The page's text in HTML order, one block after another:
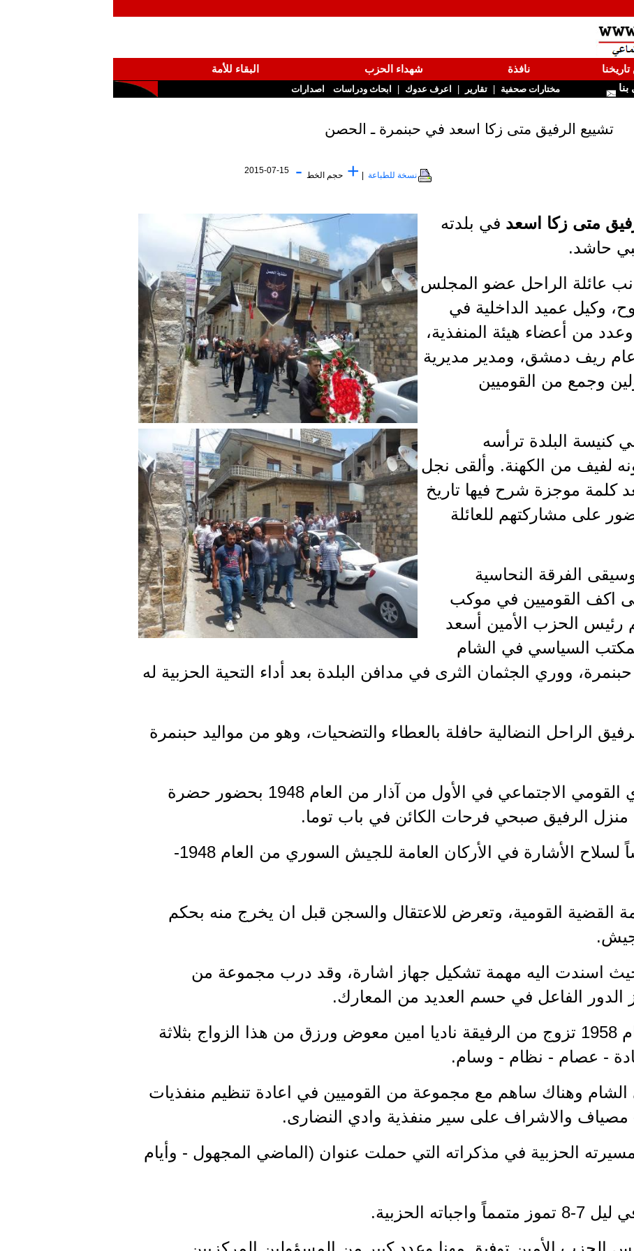
نافذة شهداء الحزب
البقاء للأمة
مختارات صحفية | تقارير | اعرف عدوك | ابحاث ودراسات اصدارات
تشييع الرفيق متى زكا اسعد في حبنمرة ـ الحصن
نسخة للطباعة + حجم الخط -
2015-07-15
متى زكا اسعد في بلدته
حاشد.
عائلة الراحل عضو المجلس
وكيل عميد الداخلية في
من أعضاء هيئة المنفذية،
ريف دمشق، ومدير مديرية
وجمع من القوميين
كنيسة البلدة ترأسه
لفيف من الكهنة. وألقى نجل
كلمة موجزة شرح فيها تاريخ
على مشاركتهم للعائلة
الفرقة النحاسية
اكف القوميين في موكب
رئيس الحزب الأمين أسعد
السياسي في الشام
ووري الجثمان الثرى في مدافن البلدة بعد أداء التحية الحزبية له
الراحل النضالية حافلة بالعطاء والتضحيات، وهو من مواليد حبنمرة
انتمى إلى الحزب السوري القومي الاجتماعي في الأول من آذار من العام 1948 بحضور حضرة
منزل الرفيق صبحي فرحات الكائن في باب توما.
والرفيق الراحل كان رئيساً لسلاح الأشارة في الأركان العامة للجيش السوري من العام 1948-
القضية القومية، وتعرض للاعتقال والسجن قبل ان يخرج منه بحكم
حيث اسندت اليه مهمة تشكيل جهاز اشارة، وقد درب مجموعة من
الدور الفاعل في حسم العديد من المعارك.
في تشرين الثاني في العام 1958 تزوج من الرفيقة ناديا امين معوض ورزق من هذا الزواج بثلاثة
غادة - عصام - نظام - وسام.
انتقل إلى الشام وهناك ساهم مع مجموعة من القوميين في اعادة تنظيم منفذيات
والاشراف على سير منفذية وادي النضارى.
الحزبية في مذكراته التي حملت عنوان (الماضي المجهول - وأيام
الحزبية.